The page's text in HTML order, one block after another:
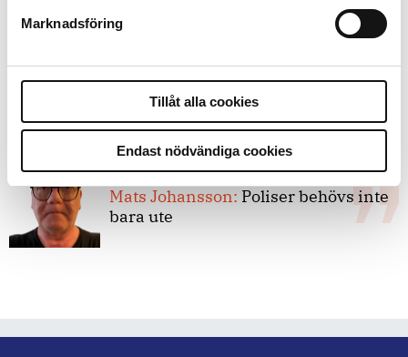
Marknadsföring
Tillåt alla cookies
Endast nödvändiga cookies
7 juli 2026
Debatt:Med för höga krav på evidens
kan polisen inte göra något alls
15 juni 2026
Mats Johansson: Poliser behövs inte
bara ute